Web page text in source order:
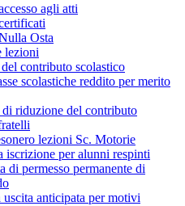
agli atti
Osta
lezioni
contributo scolastico
scolastiche reddito per merito
di riduzione del contributo
lezioni Sc. Motorie
iscrizione per alunni respinti
di permesso permanente di
uscita anticipata per motivi